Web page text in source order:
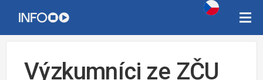
Výzkumníci ze ZČU